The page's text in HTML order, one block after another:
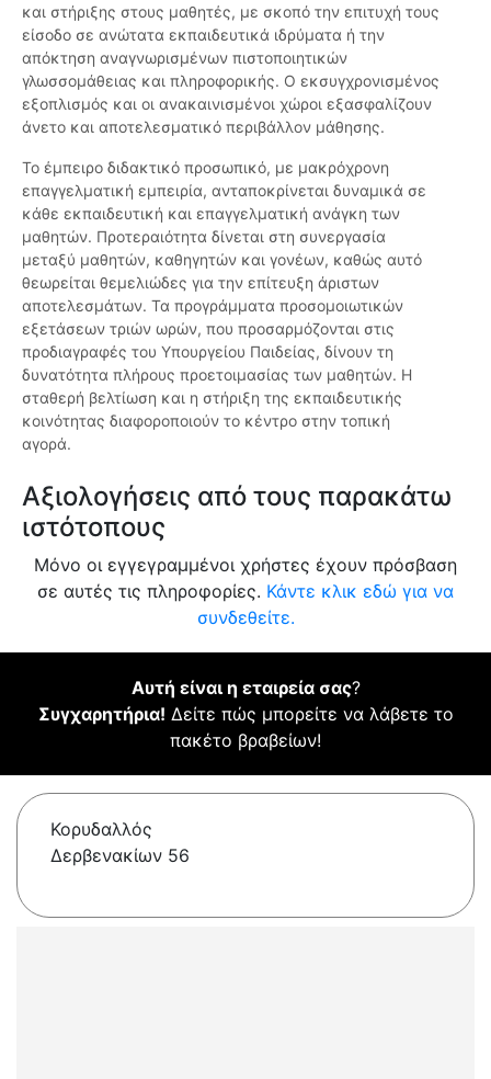
και στήριξης στους μαθητές, με σκοπό την επιτυχή τους
είσοδο σε ανώτατα εκπαιδευτικά ιδρύματα ή την
απόκτηση αναγνωρισμένων πιστοποιητικών
γλωσσομάθειας και πληροφορικής. Ο εκσυγχρονισμένος
εξοπλισμός και οι ανακαινισμένοι χώροι εξασφαλίζουν
άνετο και αποτελεσματικό περιβάλλον μάθησης.
Το έμπειρο διδακτικό προσωπικό, με μακρόχρονη
επαγγελματική εμπειρία, ανταποκρίνεται δυναμικά σε
κάθε εκπαιδευτική και επαγγελματική ανάγκη των
μαθητών. Προτεραιότητα δίνεται στη συνεργασία
μεταξύ μαθητών, καθηγητών και γονέων, καθώς αυτό
θεωρείται θεμελιώδες για την επίτευξη άριστων
αποτελεσμάτων. Τα προγράμματα προσομοιωτικών
εξετάσεων τριών ωρών, που προσαρμόζονται στις
προδιαγραφές του Υπουργείου Παιδείας, δίνουν τη
δυνατότητα πλήρους προετοιμασίας των μαθητών. Η
σταθερή βελτίωση και η στήριξη της εκπαιδευτικής
κοινότητας διαφοροποιούν το κέντρο στην τοπική
αγορά.
Αξιολογήσεις από τους παρακάτω
ιστότοπους
Μόνο οι εγγεγραμμένοι χρήστες έχουν πρόσβαση
σε αυτές τις πληροφορίες. Κάντε κλικ εδώ για να
συνδεθείτε.
Αυτή είναι η εταιρεία σας?
Συγχαρητήρια! Δείτε πώς μπορείτε να λάβετε το
πακέτο βραβείων!
Κορυδαλλός
Δερβενακίων 56